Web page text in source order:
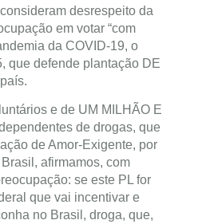
desrespeito da
em votar “com
da COVID-19, o
que defende plantação DE
e de UM MILHÃO E
de drogas, que
de Amor-Exigente, por
afirmamos, com
se este PL for
que vai incentivar e
no Brasil, droga, que,